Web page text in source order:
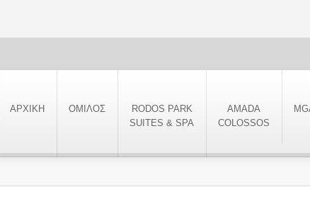
ΑΡΧΙΚΗ ΟΜΙΛΟΣ
RODOS PARK
SUITES & SPA
AMADA
COLOSSOS